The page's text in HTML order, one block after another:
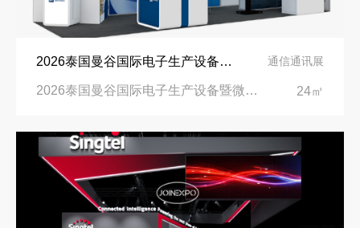
2026泰国曼谷国际电子生产设备暨微电子展览会展台设计搭建公司 通信通讯展
2026泰国曼谷国际电子生产设备暨微电子展览会|BITEC, Bangkok, Thailand 24㎡